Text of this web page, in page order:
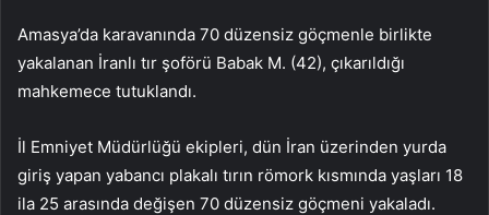
Amasya’da karavanında 70 düzensiz göçmenle birlikte
yakalanan İranlı tır şoförü Babak M. (42), çıkarıldığı
mahkemece tutuklandı.
İl Emniyet Müdürlüğü ekipleri, dün İran üzerinden yurda
giriş yapan yabancı plakalı tırın römork kısmında yaşları 18
ila 25 arasında değişen 70 düzensiz göçmeni yakaladı.